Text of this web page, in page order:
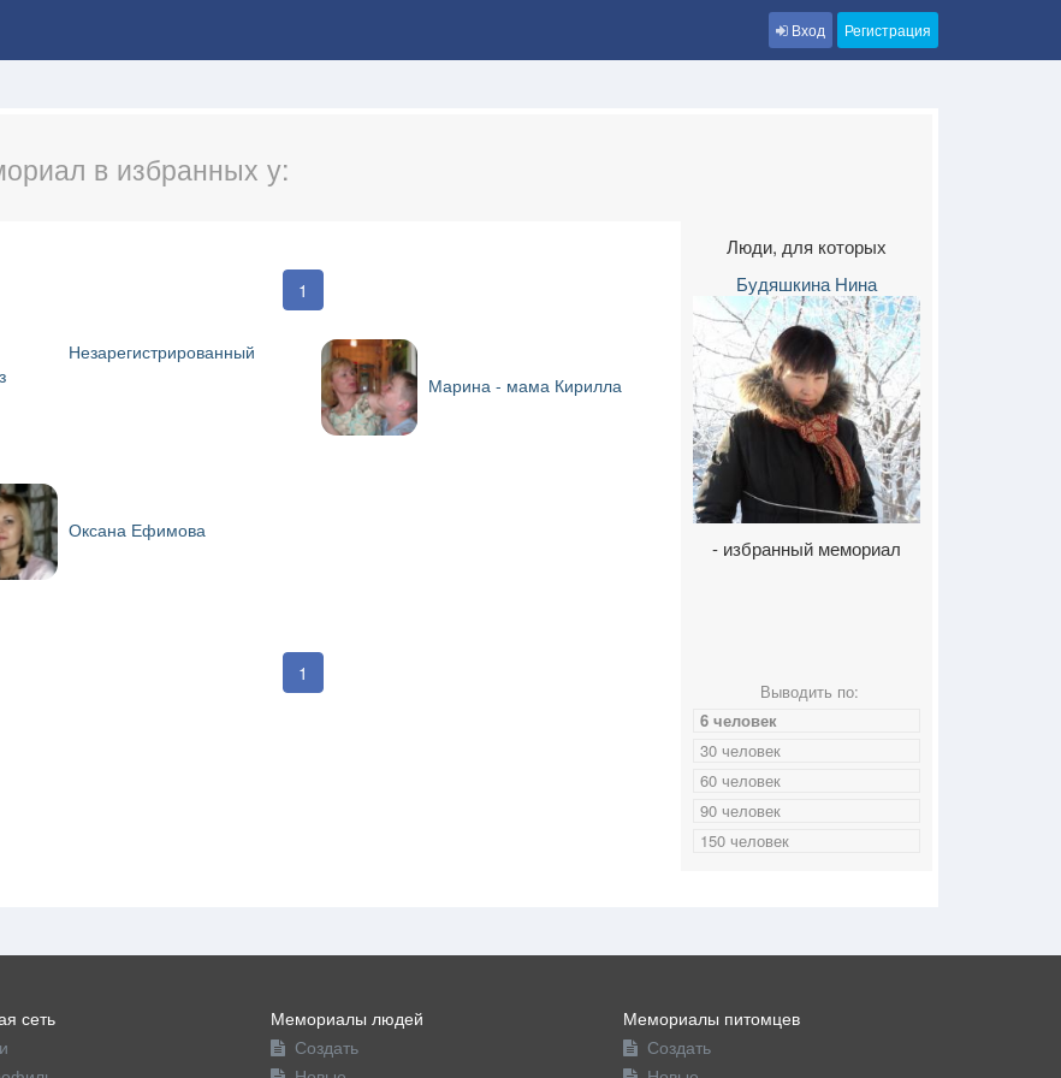
Вход Регистрация
в избранных у:
1
Незарегистрированный
Марина - мама Кирилла
Оксана Ефимова
1
Люди, для которых
Будяшкина Нина
- избранный мемориал
Выводить по:
6 человек
30 человек
60 человек
90 человек
150 человек
сеть
Мемориалы людей
Создать
Мемориалы питомцев
Создать